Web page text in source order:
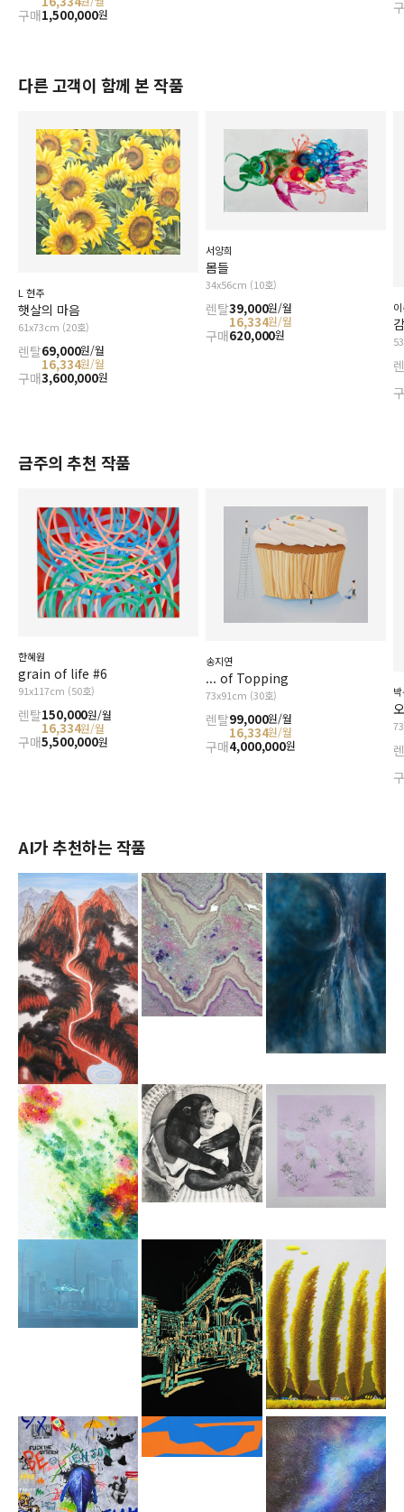
구매1,500,000원
다른 고객이 함께 본 작품
L 현주
햇살의 마음
61x73cm (20호)
렌탈69,000원/월
16,334원/월
구매3,600,000원
서양희
몸들
34x56cm (10호)
렌탈39,000원/월
16,334원/월
구매620,000원
금주의 추천 작품
한혜원
grain of life #6
91x117cm (50호)
렌탈150,000원/월
16,334원/월
구매5,500,000원
송지연
... of Topping
73x91cm (30호)
렌탈99,000원/월
16,334원/월
구매4,000,000원
AI가 추천하는 작품